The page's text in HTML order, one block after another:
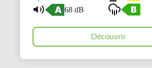
68 dB
Découvrir